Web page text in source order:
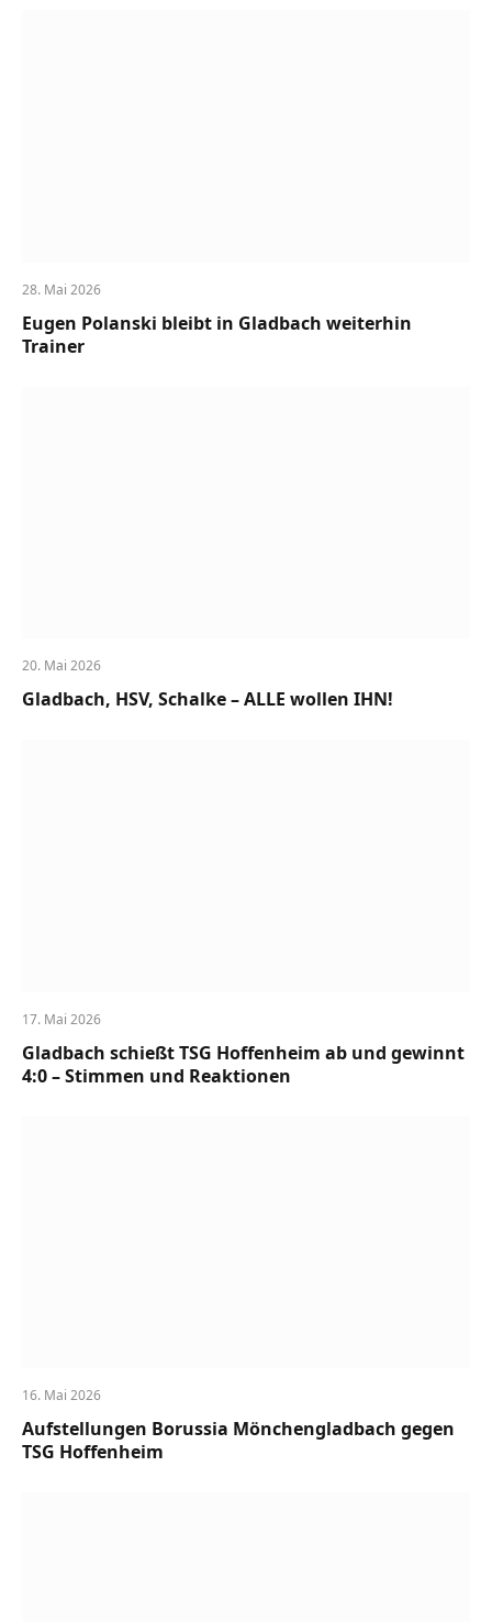
28. Mai 2026
Eugen Polanski bleibt in Gladbach weiterhin
Trainer
20. Mai 2026
Gladbach, HSV, Schalke – ALLE wollen IHN!
17. Mai 2026
Gladbach schießt TSG Hoffenheim ab und gewinnt
4:0 – Stimmen und Reaktionen
16. Mai 2026
Aufstellungen Borussia Mönchengladbach gegen
TSG Hoffenheim